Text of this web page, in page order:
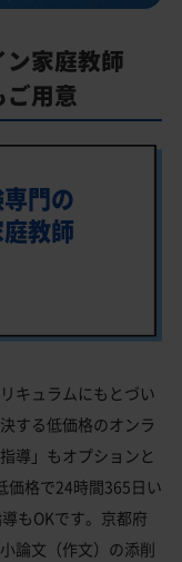
家庭教師
ご用意
門の
教師
キュラムにもとづい
する低価格のオンラ
導」もオプションと
価格で24時間365日い
もOKです。京都府
論文（作文）の添削